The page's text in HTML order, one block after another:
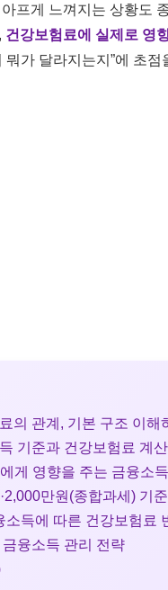
프게 느껴지는 상황도
건강보험료에 실제로 영
뭐가 달라지는지”에 초
의 관계, 기본 구조 이해
기준과 건강보험료 계
게 영향을 주는 금융소
만원(종합과세) 기
소득에 따른 건강보험료
융소득 관리 전략